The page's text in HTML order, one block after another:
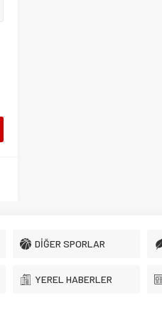
DİĞER SPORLAR
YEREL HABERLER